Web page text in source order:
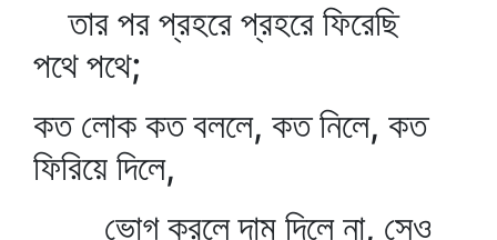
তার পর প্রহরে প্রহরে ফিরেছি
পথে পথে;
কত লোক কত বললে, কত নিলে, কত
ফিরিয়ে দিলে,
ভোগ করলে দাম দিলে না, সেও